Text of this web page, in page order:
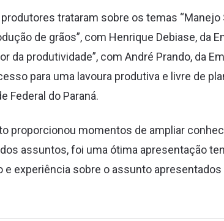
trataram sobre os temas “Manejo
de grãos”, com Henrique Debiase, da
da produtividade”, com André Prando, da
para uma lavoura produtiva e livre de
Federal do Paraná.
proporcionou momentos de ampliar
assuntos, foi uma ótima apresentação
experiência sobre o assunto apresentados